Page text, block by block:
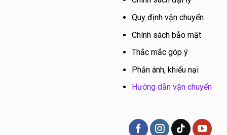
Quy định vận chuyển
Chính sách bảo mật
Thắc mắc góp ý
Phản ánh, khiếu nại
Hướng dẫn vận chuyển